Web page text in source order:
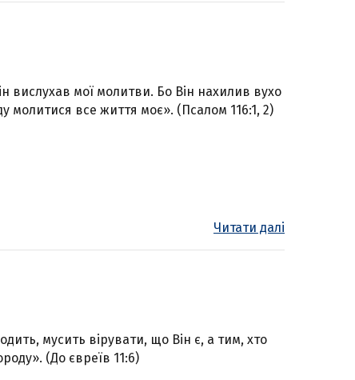
вислухав мої молитви. Бо Він нахилив вухо
молитися все життя моє». (Псалом 116:1, 2)
Читати далі
мусить вірувати, що Він є, а тим, хто
(До євреїв 11:6)